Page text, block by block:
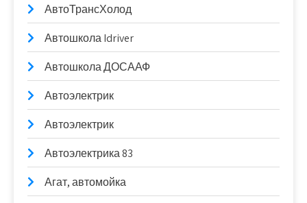
АвтоТрансХолод
Автошкола Idriver
Автошкола ДОСААФ
Автоэлектрик
Автоэлектрик
Автоэлектрика 83
Агат, автомойка